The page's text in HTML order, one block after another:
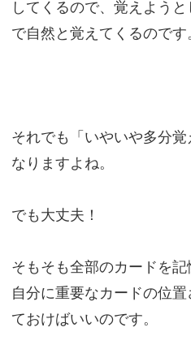
してくるので、覚えよう
で自然と覚えてくるのです
それでも「いやいや多分
なりますよね。
でも大丈夫！
そもそも全部のカードを記
自分に重要なカードの位
ておけばいいのです。